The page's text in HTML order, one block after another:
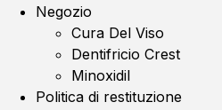
Negozio
Cura Del Viso
Dentifricio Crest
Minoxidil
Politica di restituzione